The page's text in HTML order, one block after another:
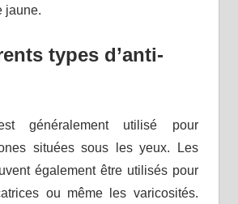
jaune.
types d’anti-
est généralement utilisé pour
situées sous les yeux. Les
également être utilisés pour
ou même les varicosités.